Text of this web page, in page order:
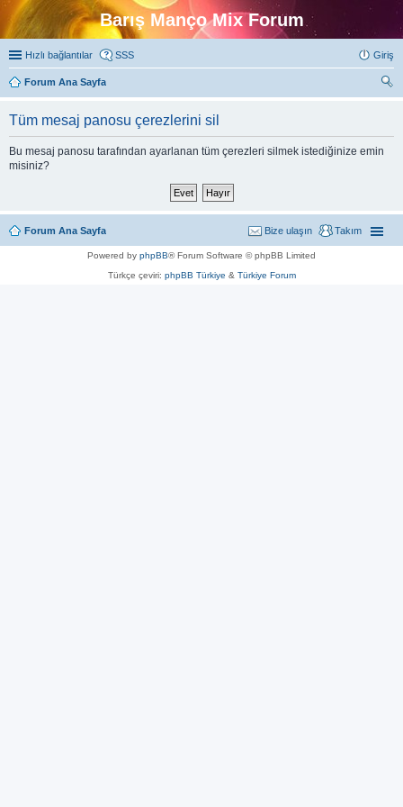
Barış Manço Mix Forum
Hızlı bağlantılar SSS Giriş
Forum Ana Sayfa
Tüm mesaj panosu çerezlerini sil
Bu mesaj panosu tarafından ayarlanan tüm çerezleri silmek istediğinize emin
misiniz?
Forum Ana Sayfa Takım
Bize ulaşın
Powered by phpBB® Forum Software © phpBB Limited
Türkçe çeviri: phpBB Türkiye & Türkiye Forum